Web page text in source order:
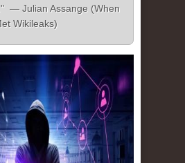
— Julian Assange (When
Wikileaks)